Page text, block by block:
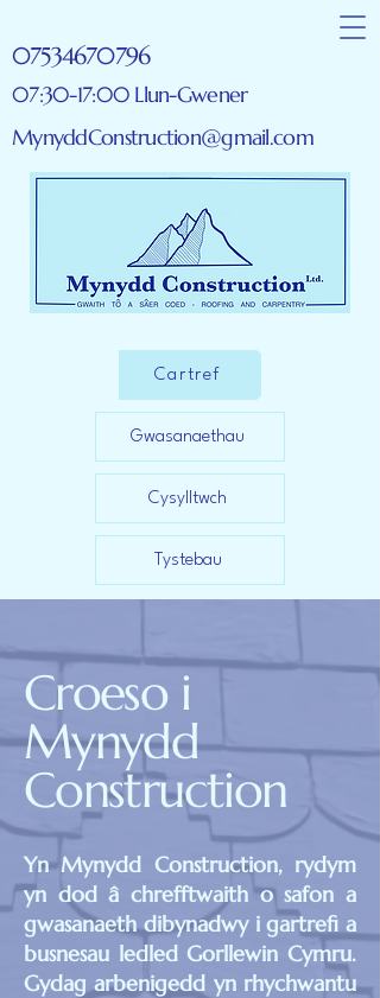
MynyddConstruction@gmail.com
07:30-17:00 Llun-Gwener
Cartref
Gwasanaethau
Cysylltwch
Tystebau
07534670796
Croeso i
Mynydd
Construction
Yn Mynydd Construction, rydym
yn dod â chrefftwaith o safon a
gwasanaeth dibynadwy i gartrefi a
busnesau ledled Gorllewin Cymru.
Gydag arbenigedd yn rhychwantu